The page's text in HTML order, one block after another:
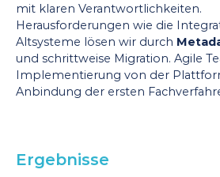
mit klaren Verantwortlichkeiten.
Herausforderungen wie die
Altsysteme lösen wir durch
und schrittweise Migration. Agile
Implementierung von der
Anbindung der ersten
Ergebnisse